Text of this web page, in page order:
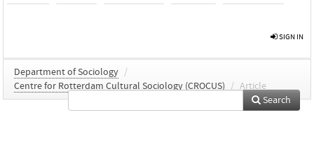
SIGN IN
Department of Sociology /
Centre for Rotterdam Cultural Sociology (CROCUS)
/ Article
Search